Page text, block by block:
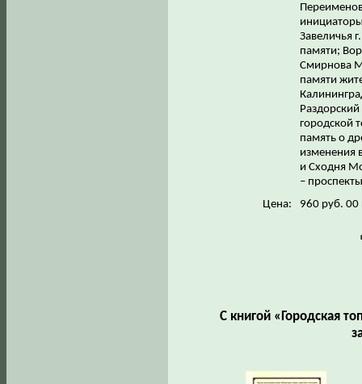
Завеличья
памяти;
Смирнова
памяти
городской
память о
изменения
и Сходня
–
Цена:
960 руб. 00
С книгой «Городская